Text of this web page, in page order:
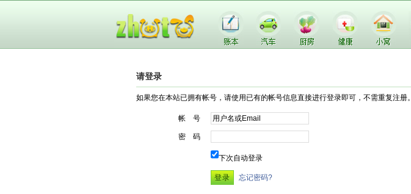
请登录
如果您在本站已拥有帐号，请使用已有的帐号信息直接进行登录即可，不需重复注册。
帐 号
密 码
下次自动登录
忘记密码?